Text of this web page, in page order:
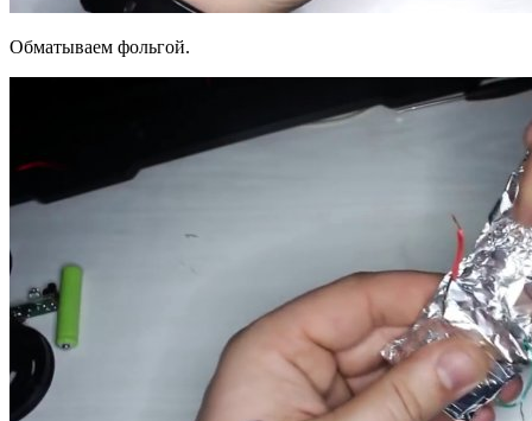
Обматываем фольгой.